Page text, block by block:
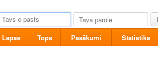
Lapas Tops Pasākumi Statistika